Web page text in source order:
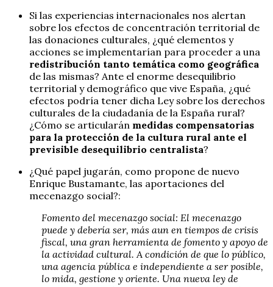
Si las experiencias internacionales nos alertan
sobre los efectos de concentración territorial de
las donaciones culturales, ¿qué elementos y
acciones se implementarían para proceder a una
redistribución tanto temática como geográfica
de las mismas? Ante el enorme desequilibrio
territorial y demográfico que vive España, ¿qué
efectos podría tener dicha Ley sobre los derechos
culturales de la ciudadanía de la España rural?
¿Cómo se articularán medidas compensatorias
para la protección de la cultura rural ante el
previsible desequilibrio centralista?
¿Qué papel jugarán, como propone de nuevo
Enrique Bustamante, las aportaciones del
mecenazgo social?:
Fomento del mecenazgo social: El mecenazgo
puede y debería ser, más aun en tiempos de crisis
fiscal, una gran herramienta de fomento y apoyo de
la actividad cultural. A condición de que lo público,
una agencia pública e independiente a serposible,
lo mida, gestione y oriente. Una nueva ley de